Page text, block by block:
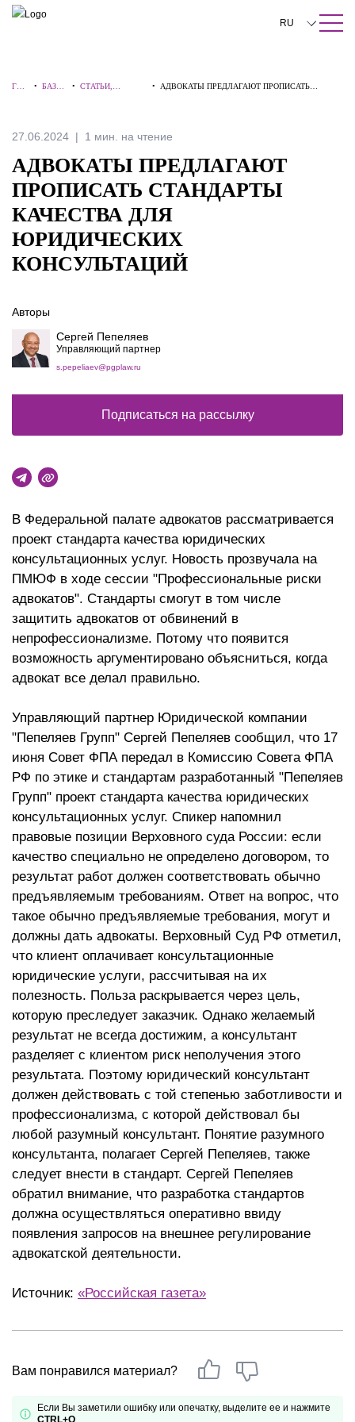
ПОИСК ПО САЙТУ Закрыть
RU
中文
ГЛА
• БАЗА
• СТАТЬИ,
•
АДВОКАТЫ ПРЕДЛАГАЮТ ПРОПИСАТЬ
27.06.2024 1 мин. на чтение
АДВОКАТЫ ПРЕДЛАГАЮТ
ПРОПИСАТЬ СТАНДАРТЫ
КАЧЕСТВА ДЛЯ
ЮРИДИЧЕСКИХ
КОНСУЛЬТАЦИЙ
В Федеральной палате адвокатов рассматривается
проект стандарта качества юридических
консультационных услуг. Новость прозвучала на
ПМЮФ в ходе сессии "Профессиональные риски
адвокатов". Стандарты смогут в том числе
защитить адвокатов от обвинений в
непрофессионализме. Потому что появится
возможность аргументировано объясниться, когда
адвокат все делал правильно.
Управляющий партнер Юридической компании
"Пепеляев Групп" Сергей Пепеляев сообщил, что 17
июня Совет ФПА передал в Комиссию Совета ФПА
РФ по этике и стандартам разработанный "Пепеляев
Групп" проект стандарта качества юридических
консультационных услуг. Спикер напомнил
правовые позиции Верховного суда России: если
качество специально не определено договором, то
результат работ должен соответствовать обычно
предъявляемым требованиям. Ответ на вопрос, что
такое обычно предъявляемые требования, могут и
должны дать адвокаты. Верховный Суд РФ отметил,
что клиент оплачивает консультационные
юридические услуги, рассчитывая на их
полезность. Польза раскрывается через цель,
которую преследует заказчик. Однако желаемый
результат не всегда достижим, а консультант
разделяет с клиентом риск неполучения этого
результата. Поэтому юридический консультант
должен действовать с той степенью заботливости и
профессионализма, с которой действовал бы
любой разумный консультант. Понятие разумного
консультанта, полагает Сергей Пепеляев, также
следует внести в стандарт. Сергей Пепеляев
обратил внимание, что разработка стандартов
должна осуществляться оперативно ввиду
появления запросов на внешнее регулирование
адвокатской деятельности.
Источник: «Российская газета»
Вам понравился материал?
Если Вы заметили ошибку или опечатку, выделите ее и нажмите
CTRL+Q
Авторы
Сергей Пепеляев
Управляющий партнер
s.pepeliaev@pgplaw.ru
Подписаться на рассылку